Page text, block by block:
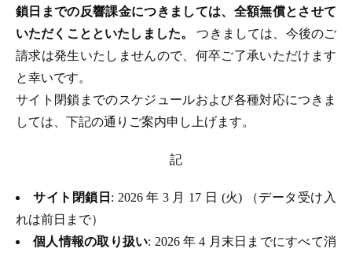
鎖日までの反響課金につきましては、全額無償とさせて
いただくことといたしました。つきましては、今後のご
請求は発生いたしませんので、何卒ご了承いただけます
と幸いです。
サイト閉鎖までのスケジュールおよび各種対応につきま
しては、下記の通りご案内申し上げます。
記
サイト閉鎖日 : 2026 年 3 月 17 日 (火) （データ受け入
れは前日まで）
個人情報の取り扱い: 2026 年 4 月末日までにすべて消